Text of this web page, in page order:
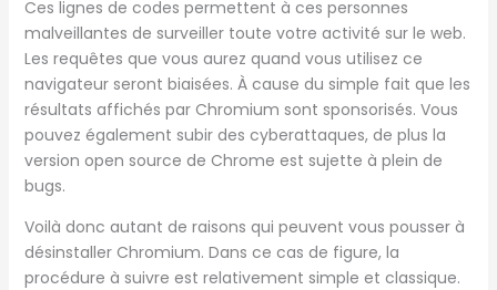
Ces lignes de codes permettent à ces personnes
malveillantes de surveiller toute votre activité sur le web.
Les requêtes que vous aurez quand vous utilisez ce
navigateur seront biaisées. À cause du simple fait que les
résultats affichés par Chromium sont sponsorisés. Vous
pouvez également subir des cyberattaques, de plus la
version open source de Chrome est sujette à plein de
bugs.
Voilà donc autant de raisons qui peuvent vous pousser à
désinstaller Chromium. Dans ce cas de figure, la
procédure à suivre est relativement simple et classique.